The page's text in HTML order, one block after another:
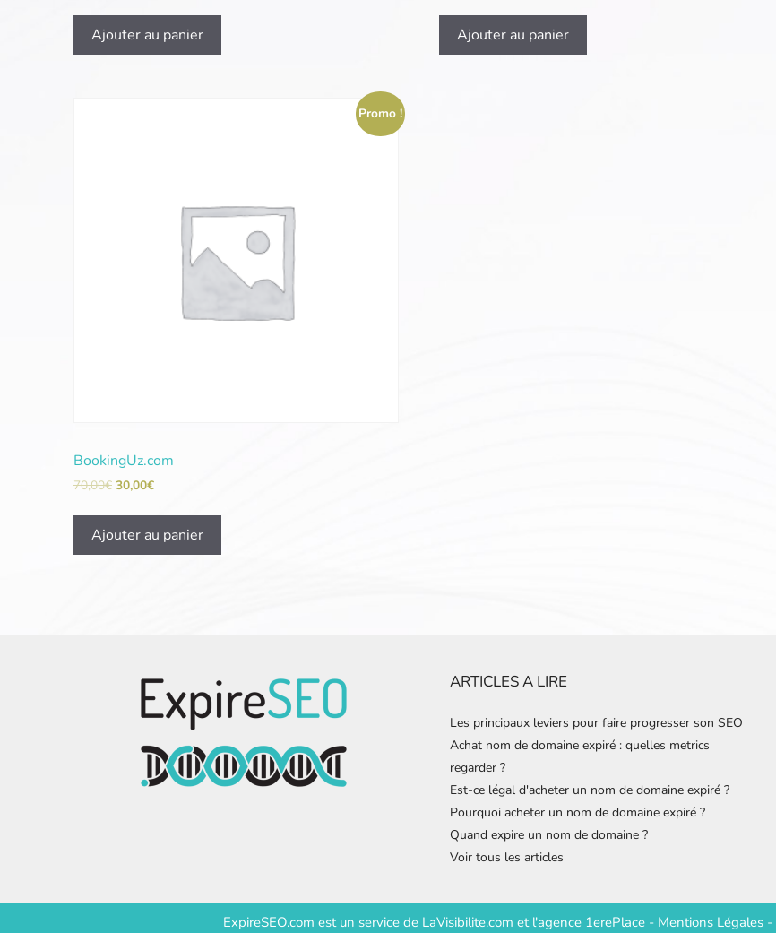
Ajouter au panier Ajouter au panier
Promo !
BookingUz.com
70,00€ 30,00€
Ajouter au panier
ARTICLES A LIRE
Les principaux leviers pour faire progresser son SEO
Achat nom de domaine expiré : quelles metrics
regarder ?
Est-ce légal d'acheter un nom de domaine expiré ?
Pourquoi acheter un nom de domaine expiré ?
Quand expire un nom de domaine ?
Voir tous les articles
ExpireSEO.com est un service de LaVisibilite.com etl'agence 1erePlace - Mentions Légales -